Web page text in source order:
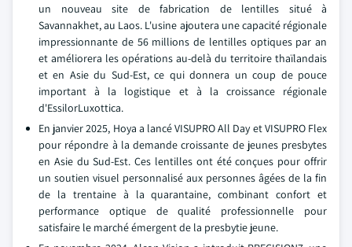
un nouveau site de fabrication de lentilles situé à
Savannakhet, au Laos. L'usine ajoutera une capacité régionale
impressionnante de 56 millions de lentilles optiques par an
et améliorera les opérations au-delà du territoire thaïlandais
et en Asie du Sud-Est, ce qui donnera un coup de pouce
important à la logistique et à la croissance régionale
d'EssilorLuxottica.
En janvier 2025, Hoya a lancé VISUPRO All Day et VISUPRO Flex
pour répondre à la demande croissante de jeunes presbytes
en Asie du Sud-Est. Ces lentilles ont été conçues pour offrir
un soutien visuel personnalisé aux personnes âgées de la fin
de la trentaine à la quarantaine, combinant confort et
performance optique de qualité professionnelle pour
satisfaire le marché émergent de la presbytie jeune.